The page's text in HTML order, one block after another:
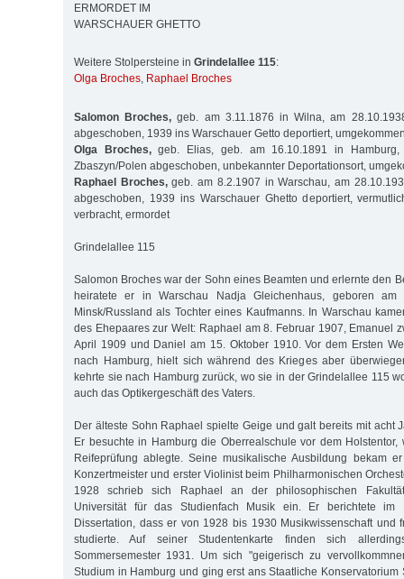
ERMORDET IM
WARSCHAUER GHETTO
Weitere Stolpersteine in Grindelallee 115:
Olga Broches, Raphael Broches
Salomon Broches, geb. am 3.11.1876 in Wilna, am
abgeschoben, 1939 ins Warschauer Getto deportiert,
Olga Broches,geb. Elias, geb. am 16.10.1891 in Hamburg,
Zbaszyn/Polen abgeschoben, unbekannter Deportationsort,
Raphael Broches,geb. am 8.2.1907 in Warschau, am
abgeschoben, 1939 ins Warschauer Ghetto deportiert,
verbracht, ermordet
Grindelallee 115
Salomon Broches war der Sohn eines Beamten und erlernte den
heiratete er in Warschau Nadja Gleichenhaus, geboren
Minsk/Russland als Tochter eines Kaufmanns. In Warschau
des Ehepaares zur Welt: Raphael am 8. Februar 1907, Emanuel
April 1909 und Daniel am 15. Oktober 1910. Vor dem Ersten
nach Hamburg, hielt sich während des Krieges aber
kehrte sie nach Hamburg zurück, wo sie in der Grindelallee 115
auch das Optikergeschäft des Vaters.
Der älteste Sohn Raphael spielte Geige und galt bereits mit acht
Er besuchte in Hamburg die Oberrealschule vor dem
Reifeprüfung ablegte. Seine musikalische Ausbildung bekam
Konzertmeister und erster Violinist beim Philharmonischen
1928 schrieb sich Raphael an der philosophischen
Universität für das Studienfach Musik ein. Er berichtete im
Dissertation, dass er von 1928 bis 1930 Musikwissenschaft und
studierte. Auf seiner Studentenkarte finden sich
Sommersemester 1931. Um sich "geigerisch zu
Studium in Hamburg und ging erst ans Staatliche Konservatorium